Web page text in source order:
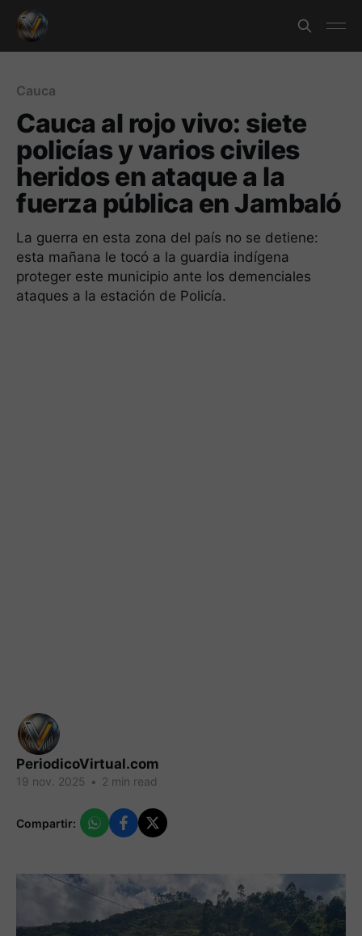
Cauca
Cauca al rojo vivo: siete
policías y varios civiles
heridos en ataque a la
fuerza pública en Jambaló
La guerra en esta zona del país no se detiene:
esta mañana le tocó a la guardia indígena
proteger este municipio ante los demenciales
ataques a la estación de Policía.
PeriodicoVirtual.com
19 nov. 2025 • 2 min read
Compartir: